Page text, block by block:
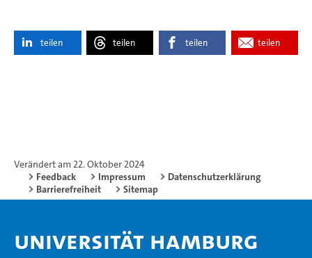
teilen teilen teilen teilen
Verändert am 22. Oktober 2024
Feedback
Impressum
Datenschutzerklärung
Barrierefreiheit
Sitemap
Universität Hamburg